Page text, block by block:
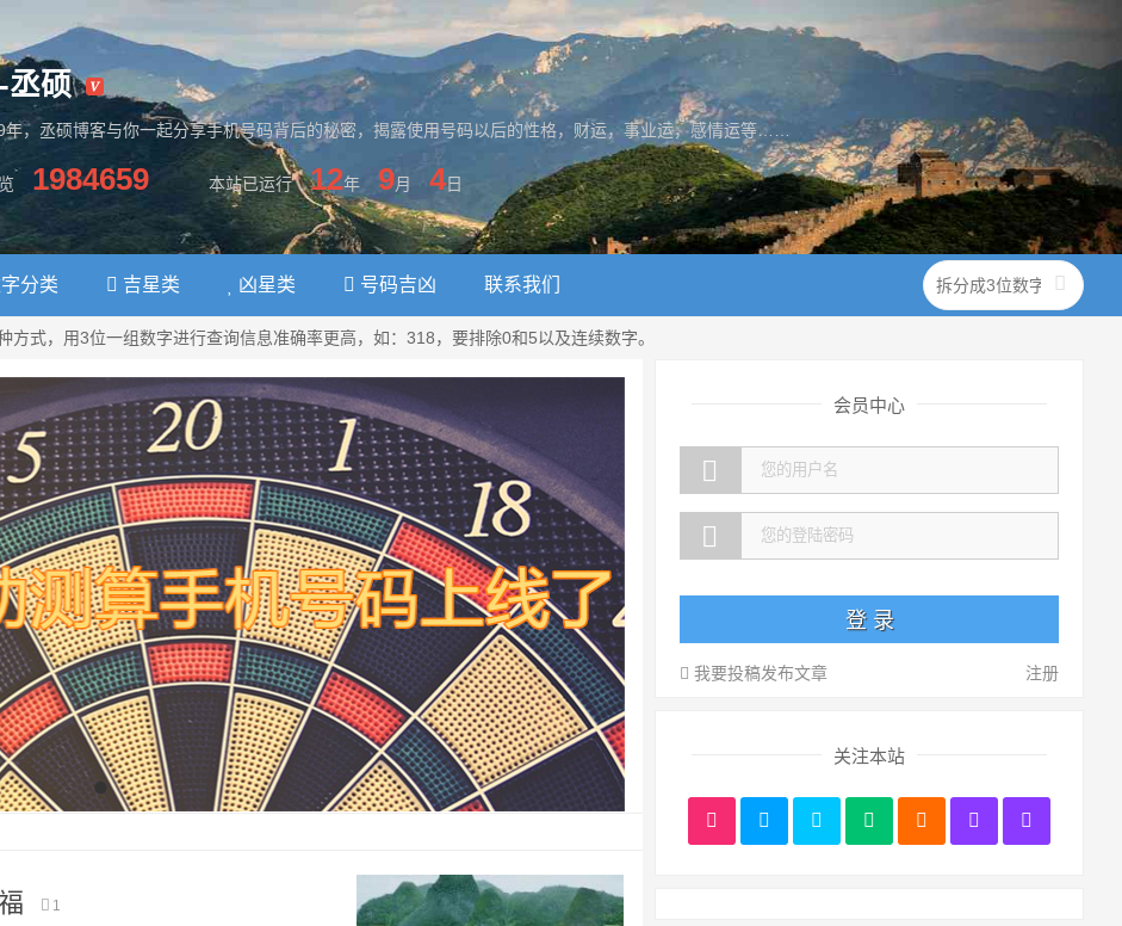
丞硕
，丞硕博客与你一起分享手机号码背后的秘密，揭露使用号码以后的性格，财运，事业运，感情运等……
1984659 本站已运行 12年 9月 4日
分类 吉星类 凶星类 号码吉凶 联系我们
式，用3位一组数字进行查询信息准确率更高，如：318，要排除0和5以及连续数字。
1
会员中心
注册
我要投稿发布文章
关注本站